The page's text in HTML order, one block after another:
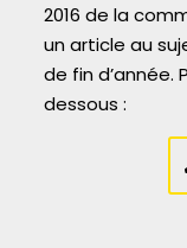
2016 de la
un article au
de fin d’année.
dessous :